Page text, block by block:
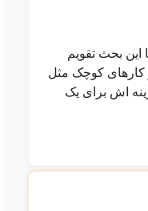
این بحث تقویم
کوچک مثل
اش برای یک